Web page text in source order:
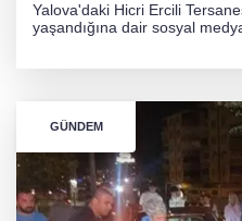
Yalova'daki Hicri Ercili
yaşandığına dair sosyal
GÜNDEM